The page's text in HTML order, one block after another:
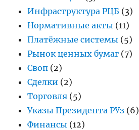
Инфраструктура РЦБ (3)
Нормативные акты (11)
Платёжные системы (5)
Рынок ценных бумаг (7)
Своп (2)
Сделки (2)
Торговля (5)
Указы Президента РУз (6)
Финансы (12)